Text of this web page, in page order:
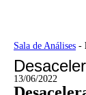
Ir
o
conteúdo
Sala de Análises -
13/06/2022